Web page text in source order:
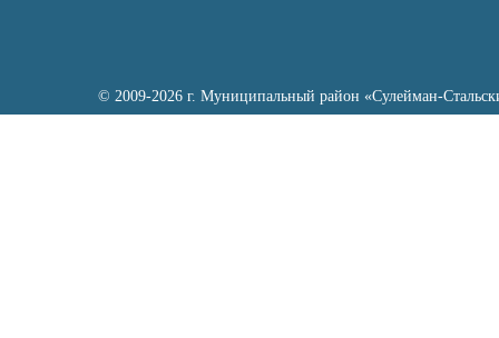
© 2009-2026 г. Муниципальный район «Сулейман-